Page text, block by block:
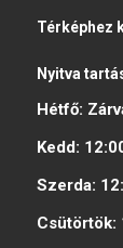
Térképhez
Nyitva
Hétfő:
Kedd:
Szerda:
Csütörtök: